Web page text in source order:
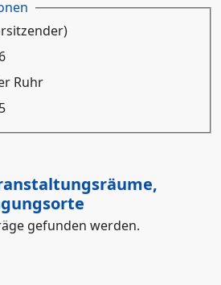
Ruhr
gefunden werden.